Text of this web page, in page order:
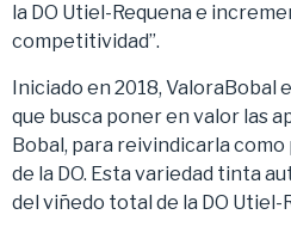
la DO Utiel-Requena e
competitividad”.
Iniciado en 2018, ValoraBobal
que busca poner en valor las
Bobal, para reivindicarla
de la DO. Esta variedad tinta
del viñedo total de la DO Utiel-